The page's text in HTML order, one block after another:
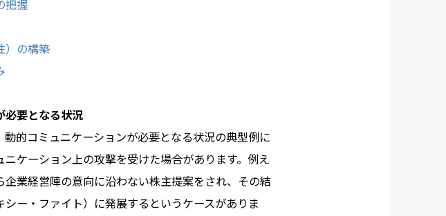
把握
）の構築
必要となる状況
動的コミュニケーションが必要となる状況の典型例に
ケーション上の攻撃を受けた場合があります。例え
業経営陣の意向に沿わない株主提案をされ、その結
ー・ファイト）に発展するというケースがありま